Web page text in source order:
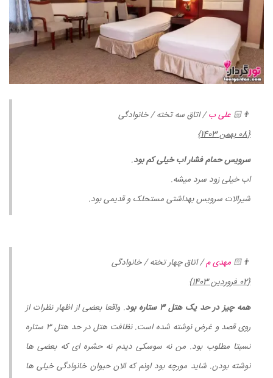
👨🏻علی ب/ اتاق سه تخته / خانوادگی
{08 بهمن 1403}
سرویس حمام فشار اب خیلی کم بود.
اب خیلی زود سرد میشه.
شیرالات سرویس بهداشتی مستحلک و قدیمی بود.
👨🏻 مهدی م/ اتاق چهار تخته / خانوادگی
{02 فروردین 1403}
همه چیز در حد یک هتل ۳ ستاره بود
. واقعا بعضی از اظهار نظرات از
روی قصد و غرض نوشته شده است. نظافت هتل در حد هتل ۳ ستاره
نسبتا مطلوب بود. من نه سوسکی دیدم نه حشره ای که بعضی ها
نوشته بودن. شاید مورچه بود اونم که الان حیوان خانوادگی خیلی ها